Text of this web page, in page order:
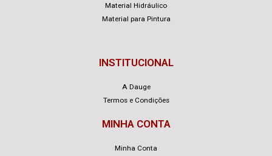
Material Hidráulico
Material para Pintura
INSTITUCIONAL
A Dauge
Termos e Condições
MINHA CONTA
Minha Conta